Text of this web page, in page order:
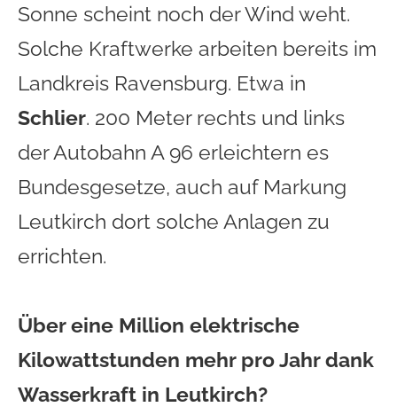
Sonne scheint noch der Wind weht.
Solche Kraftwerke arbeiten bereits im
Landkreis Ravensburg. Etwa in
Schlier. 200 Meter rechts und links
der Autobahn A 96 erleichtern es
Bundesgesetze, auch auf Markung
Leutkirch dort solche Anlagen zu
errichten.
Über eine Million elektrische
Kilowattstunden mehr pro Jahr dank
Wasserkraft in Leutkirch?